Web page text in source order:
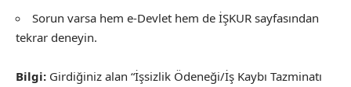
Sorun varsa hem e-Devlet hem de İŞKUR sayfasından
tekrar deneyin.
Bilgi: Girdiğiniz alan “İşsizlik Ödeneği/İş Kaybı Tazminatı